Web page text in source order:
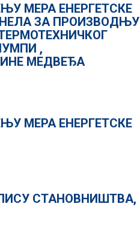
МЕРА ЕНЕРГЕТСКЕ
ЗА ПРОИЗВОДЊУ
,
МЕДВЕЂА
МЕРА ЕНЕРГЕТСКЕ
СТАНОВНИШТВА,